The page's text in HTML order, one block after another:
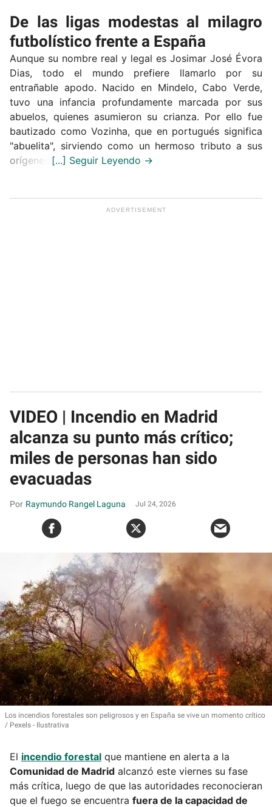
De las ligas modestas al milagro
futbolístico frente a España
Aunque su nombre real y legal es Josimar José Évora
Dias, todo el mundo prefiere llamarlo por su
entrañable apodo. Nacido en Mindelo, Cabo Verde,
tuvo una infancia profundamente marcada por sus
abuelos, quienes asumieron su crianza. Por ello fue
bautizado como Vozinha, que en portugués significa
"abuelita", sirviendo como un hermoso tributo a sus
orígenes.
VIDEO | Incendio en Madrid
alcanza su punto más crítico;
miles de personas han sido
evacuadas
Raymundo Rangel Laguna Jul 24, 2026
Los incendios forestales son peligrosos y en España se vive un momento crítico
Pexels - Ilustrativa
El incendio forestal que mantiene en alerta a la
Comunidad de Madrid alcanzó este viernes su fase
más crítica, luego de que las autoridades reconocieran
que el fuego se encuentra fuera de la capacidad de